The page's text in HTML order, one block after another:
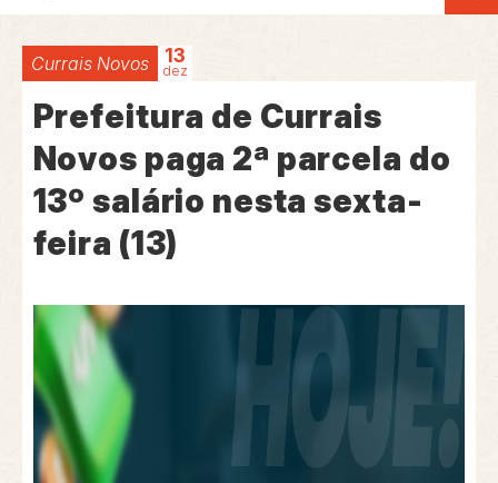
Currais Novos 13
dez
Prefeitura de Currais
Novos paga 2ª parcela do
13º salário nesta sexta-
feira (13)